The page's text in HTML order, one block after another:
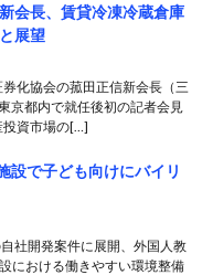
会長、賃貸冷凍冷蔵倉庫
展望
化協会の菰田正信新会長（三
京都内で就任後初の記者会見
投資市場の[…]
設で子ども向けにバイリ
社開発案件に展開、外国人教
における働きやすい環境整備